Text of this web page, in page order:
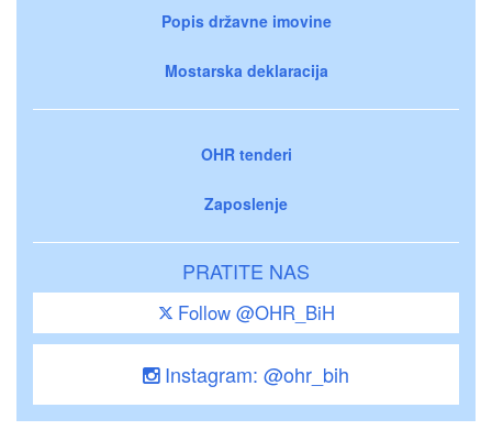
Popis državne imovine
Mostarska deklaracija
OHR tenderi
Zaposlenje
PRATITE NAS
Follow @OHR_BiH
Instagram: @ohr_bih